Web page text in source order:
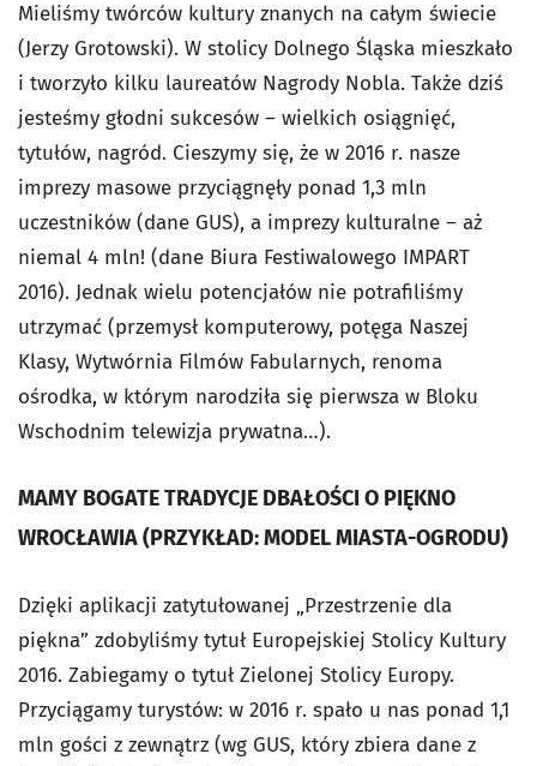
Mieliśmy twórców kultury znanych na całym świecie
(Jerzy Grotowski). W stolicy Dolnego Śląska mieszkało
i tworzyło kilku laureatów Nagrody Nobla. Także dziś
jesteśmy głodni sukcesów – wielkich osiągnięć,
tytułów, nagród. Cieszymy się, że w 2016 r. nasze
imprezy masowe przyciągnęły ponad 1,3 mln
uczestników (dane GUS), a imprezy kulturalne – aż
niemal 4 mln! (dane Biura Festiwalowego IMPART
2016). Jednak wielu potencjałów nie potrafiliśmy
utrzymać (przemysł komputerowy, potęga Naszej
Klasy, Wytwórnia Filmów Fabularnych, renoma
ośrodka, w którym narodziła się pierwsza w Bloku
Wschodnim telewizja prywatna…).
MAMY BOGATE TRADYCJE DBAŁOŚCI O PIĘKNO
WROCŁAWIA (PRZYKŁAD: MODEL MIASTA-OGRODU)
Dzięki aplikacji zatytułowanej „Przestrzenie dla
piękna” zdobyliśmy tytuł Europejskiej Stolicy Kultury
2016. Zabiegamy o tytuł Zielonej Stolicy Europy.
Przyciągamy turystów: w 2016 r. spało u nas ponad 1,1
mln gości z zewnątrz (wg GUS, który zbiera dane z